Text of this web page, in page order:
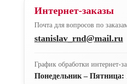
Интернет-заказы
Почта для вопросов по
stanislav_rnd@mail.ru
График обработки интернет-
Понедельник – Пятница: